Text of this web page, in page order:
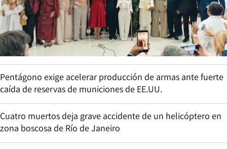
Pentágono exige acelerar producción de armas ante fuerte
caída de reservas de municiones de EE.UU.
Cuatro muertos deja grave accidente de un helicóptero en
zona boscosa de Río de Janeiro